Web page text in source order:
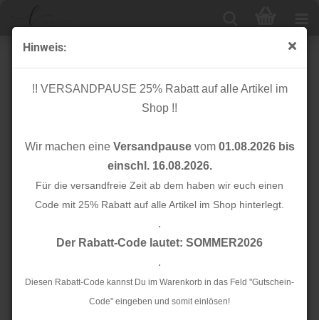
Hinweis:
!! VERSANDPAUSE 25% Rabatt auf alle Artikel im
Shop !!
Wir machen eine Versandpausevom 01.08.2026 bis
einschl. 16.08.2026.
Für die versandfreie Zeit ab dem haben wir euch einen
Code mit 25% Rabatt auf alle Artikel im Shop hinterlegt.
.
Der Rabatt-Code lautet: SOMMER2026
.
Diesen Rabatt-Code kannst Du im Warenkorb in das Feld "Gutschein-
Code" eingeben und somit einlösen!
Bio Stripe Me - College Col. 20 - Check Point -
Hamburger Liebe